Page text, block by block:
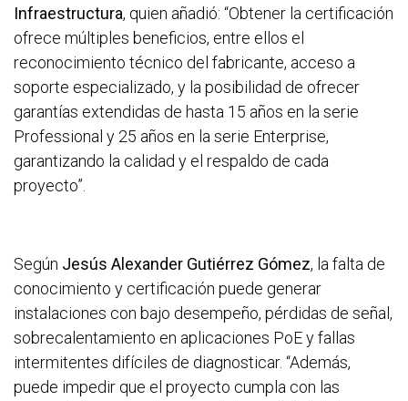
Infraestructura, quien añadió: “Obtener la certificación
ofrece múltiples beneficios, entre ellos el
reconocimiento técnico del fabricante, acceso a
soporte especializado, y la posibilidad de ofrecer
garantías extendidas de hasta 15 años en la serie
Professional y 25 años en la serie Enterprise,
garantizando la calidad y el respaldo de cada
proyecto”.
Según Jesús Alexander Gutiérrez Gómez, la falta de
conocimiento y certificación puede generar
instalaciones con bajo desempeño, pérdidas de señal,
sobrecalentamiento en aplicaciones PoE y fallas
intermitentes difíciles de diagnosticar. “Además,
puede impedir que el proyecto cumpla con las